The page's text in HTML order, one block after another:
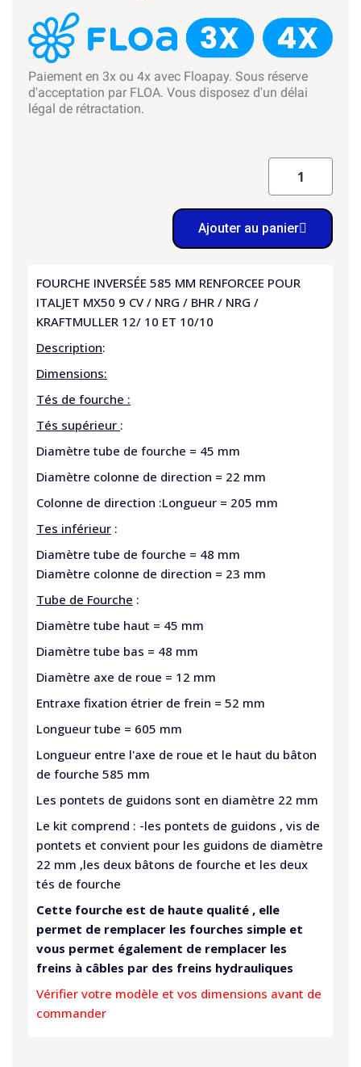
Paiement en 3x ou 4x avec Floapay. Sous réserve
d'acceptation par FLOA. Vous disposez d'un délai
légal de rétractation.
Ajouter au panier
FOURCHE INVERSÉE 585 MM RENFORCEE POUR
ITALJET MX50 9 CV / NRG / BHR / NRG /
KRAFTMULLER 12/ 10 ET 10/10
Description:
Dimensions:
Tés de fourche :
Tés supérieur :
Diamètre tube de fourche = 45 mm
Diamètre colonne de direction = 22 mm
Colonne de direction :Longueur = 205 mm
Tes inférieur :
Diamètre tube de fourche = 48 mm
Diamètre colonne de direction = 23 mm
Tube de Fourche :
Diamètre tube haut = 45 mm
Diamètre tube bas = 48 mm
Diamètre axe de roue = 12 mm
Entraxe fixation étrier de frein = 52 mm
Longueur tube = 605 mm
Longueur entre l'axe de roue et le haut du bâton
de fourche 585 mm
Les pontets de guidons sont en diamètre 22 mm
Le kit comprend : -les pontets de guidons , vis de
pontets et convient pour les guidons de diamètre
22 mm ,les deux bâtons de fourche et les deux
tés de fourche
Cette fourche est de haute qualité , elle
permet de remplacer les fourches simple et
vous permet également de remplacer les
freins à câbles par des freins hydrauliques
Vérifier votre modèle et vos dimensions avant de
commander